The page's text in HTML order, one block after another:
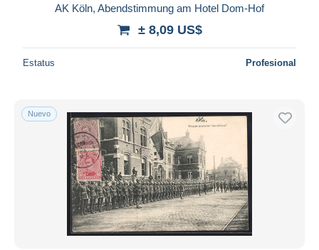
AK Köln, Abendstimmung am Hotel Dom-Hof
± 8,09 US$
Estatus Profesional
Nuevo